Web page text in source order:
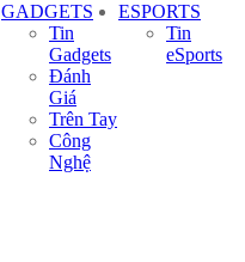
GADGETS
Tin
Gadgets
Đánh
Giá
Trên Tay
Công
Nghệ
ESPORTS
Tin
eSports